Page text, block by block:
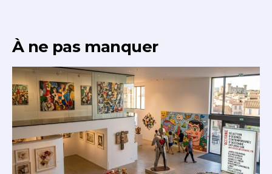
* Champ obligatoire
À ne pas manquer